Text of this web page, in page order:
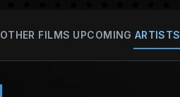
OTHER FILMS UPCOMING ARTISTS